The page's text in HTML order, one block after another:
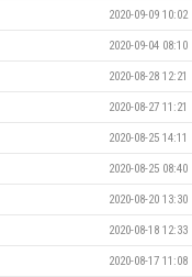
2020-09-09 10:02
2020-09-04 08:10
2020-08-28 12:21
2020-08-27 11:21
2020-08-25 14:11
2020-08-25 08:40
2020-08-20 13:30
2020-08-18 12:33
2020-08-17 11:08